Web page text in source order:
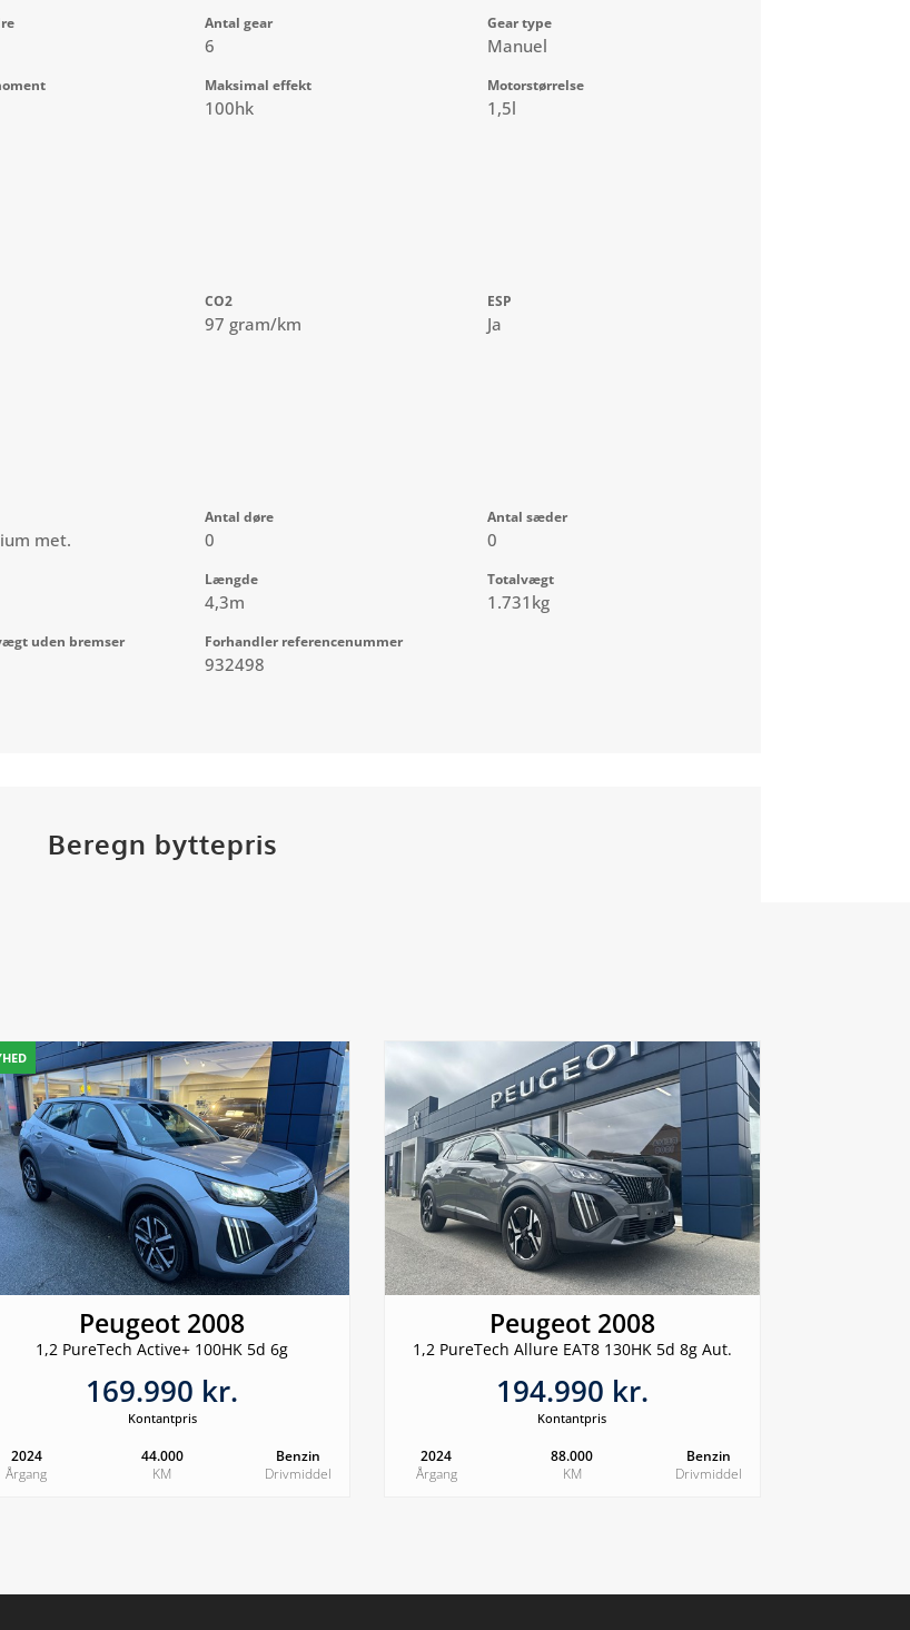
Antal gear
6
Gear type
Manuel
Maksimal effekt
100hk
Motorstørrelse
1,5l
CO2
97 gram/km
ESP
Ja
met.
Antal døre
0
Antal sæder
0
Længde
4,3m
Totalvægt
1.731kg
uden bremser Forhandler referencenummer
932498
Beregn byttepris
Peugeot 2008
1,2 PureTech Active+ 100HK 5d 6g
169.990 kr.
Kontantpris
2024
Årgang
44.000
KM
Benzin
Drivmiddel
Peugeot 2008
1,2 PureTech Allure EAT8 130HK 5d 8g Aut.
194.990 kr.
Kontantpris
2024
Årgang
88.000
KM
Benzin
Drivmiddel